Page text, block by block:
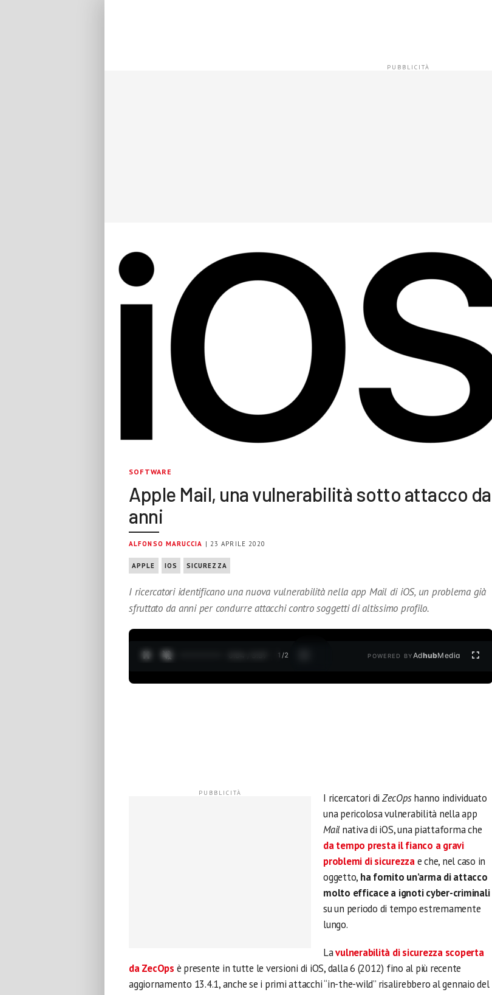
SOFTWARE
Apple Mail, una vulnerabilità sotto attacco da
anni
ALFONSO MARUCCIA | 23 APRILE 2020
APPLE IOS SICUREZZA
I ricercatori identificano una nuova vulnerabilità nella app Mail di iOS, un problema già
sfruttato da anni per condurre attacchi contro soggetti di altissimo profilo.
1 /2 POWERED BYAdhubMedia
I ricercatori di ZecOpshanno individuato
una pericolosa vulnerabilità nella app
Mail nativa di iOS, una piattaforma che
da tempo presta il fianco a gravi
problemi di sicurezzae che, nel caso in
oggetto, ha fornito un’arma di attacco
molto efficace a ignoti cyber-criminali
su un periodo di tempo estremamente
lungo.
Lavulnerabilità di sicurezza scoperta
da ZecOps è presente in tutte le versioni di iOS, dalla 6 (2012) fino al più recente
aggiornamento 13.4.1, anche se i primi attacchi “in-the-wild” risalirebbero al gennaio del